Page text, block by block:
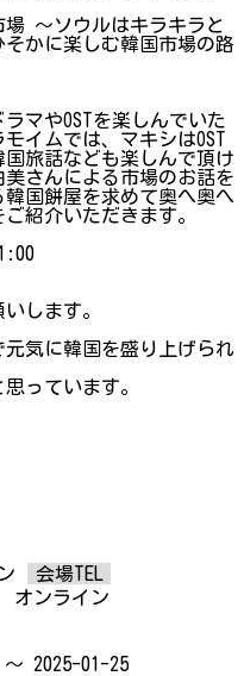
〜ソウルはキラキラと
かに楽しむ韓国市場の路
マやOSTを楽しんでいた
イムでは、マキシはOST
旅話なども楽しんで頂け
さんによる市場のお話を
国餅屋を求めて奥へ奥へ
紹介いただきます。
します。
気に韓国を盛り上げられ
っています。
会場TEL
オンライン
2025-01-25